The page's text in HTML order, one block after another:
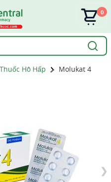
0
Thuốc Hô Hấp Molukat 4
❯